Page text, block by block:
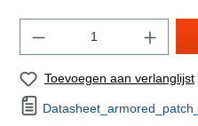
Toevoegen aan verlanglijst